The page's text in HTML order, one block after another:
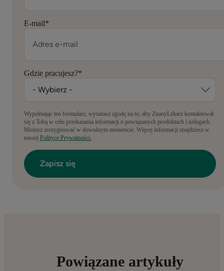
E-mail*
Gdzie pracujesz?*
Wypełniając ten formularz, wyrażasz zgodę na to, aby ZnanyLekarz kontaktował
się z Tobą w celu przekazania informacji o powiązanych produktach i usługach.
Możesz zrezygnować w dowolnym momencie. Więcej informacji znajdziesz w
naszej Polityce Prywatności.
Powiązane artykuły